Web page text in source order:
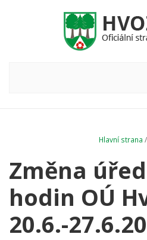
Hlavní strana /
Změna
hodin OÚ
20.6.-